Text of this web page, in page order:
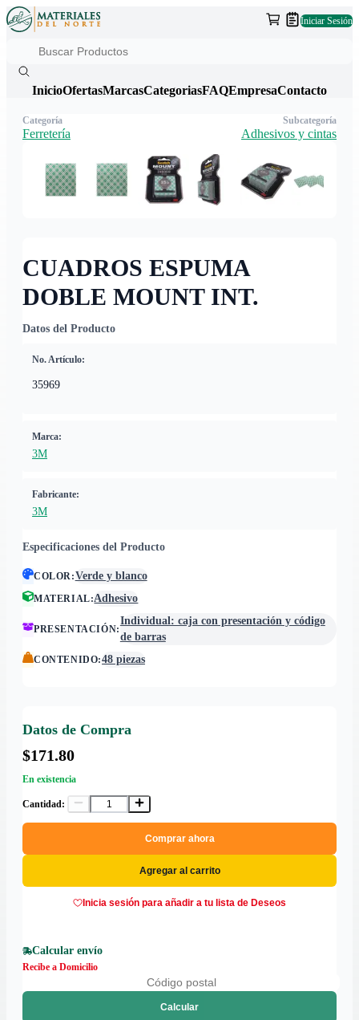
Iniciar Sesión
InicioOfertasMarcasCategoriasFAQEmpresaContacto
CUADROS ESPUMA
DOBLE MOUNT INT.
Datos del Producto
No. Artículo:
35969
Marca:
3M
Fabricante:
3M
Especificaciones del Producto
COLOR:Verde y blanco
MATERIAL:Adhesivo
PRESENTACIÓN:
Individual: caja con presentación y código
de barras
CONTENIDO:48 piezas
Datos de Compra
$171.80
En existencia
Cantidad:
Comprar ahora
Agregar al carrito
Inicia sesión para añadir a tu lista de Deseos
Calcular envío
Recibe a Domicilio
Calcular
Categoría
Ferretería
Subcategoría
Adhesivos y cintas